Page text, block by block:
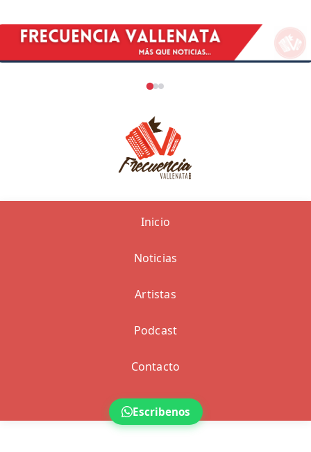
Inicio
Noticias
Artistas
Podcast
Contacto
Escribenos